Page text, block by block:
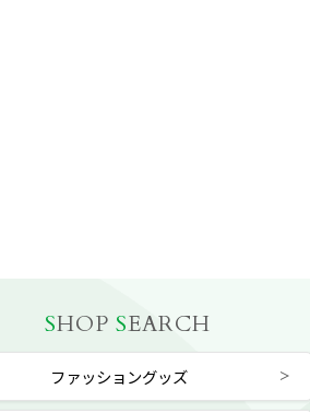
SHOP SEARCH
ファッショングッズ